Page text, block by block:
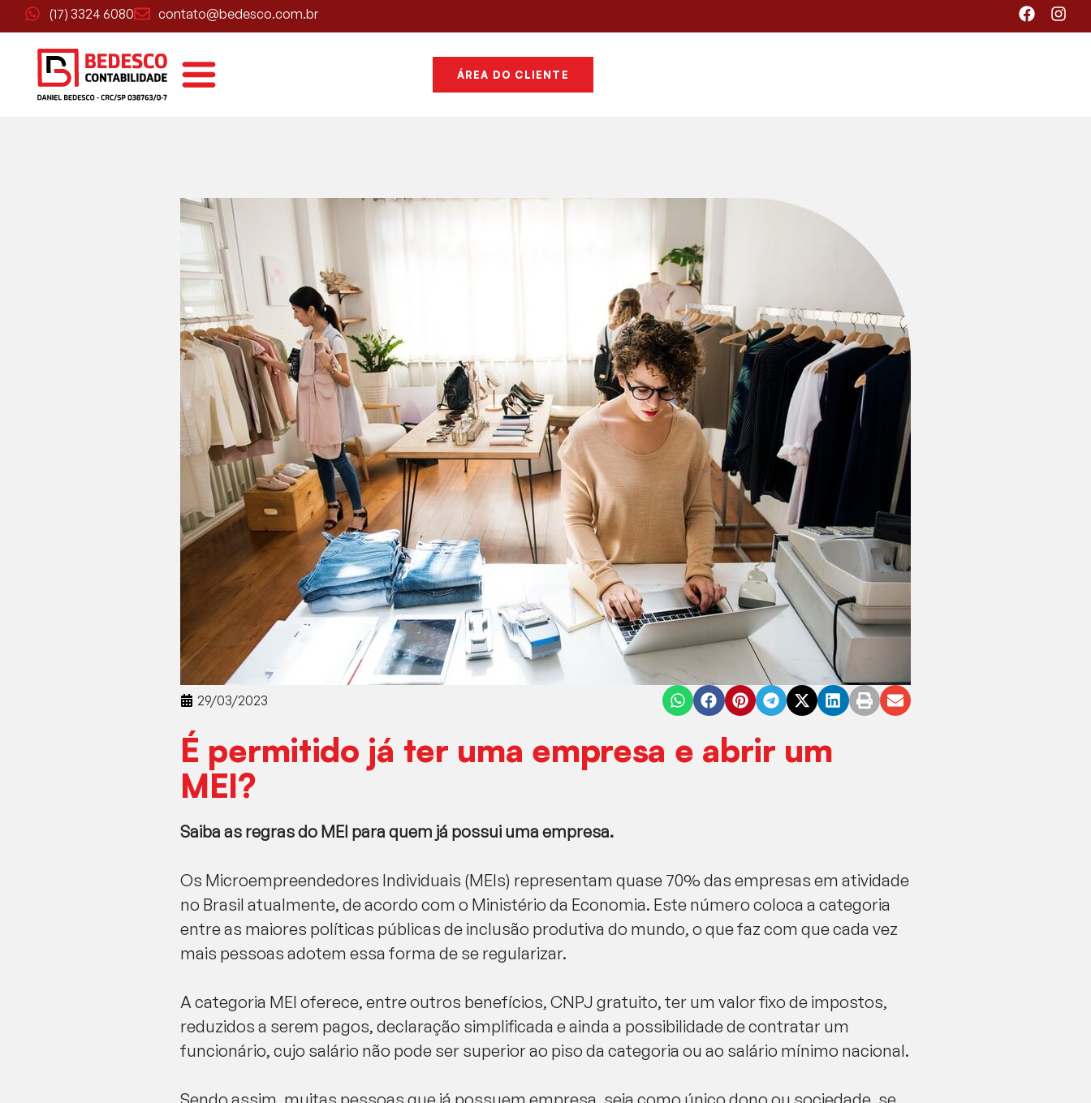
(17) 3324 6080 contato@bedesco.com.br
ÁREA DO CLIENTE
29/03/2023
É permitido já ter uma empresa e abrir um
MEI?
Saiba as regras do MEI para quem já possui uma empresa.
Os Microempreendedores Individuais (MEIs) representam quase 70% das empresas em atividade
no Brasil atualmente, de acordo com o Ministério da Economia. Este número coloca a categoria
entre as maiores políticas públicas de inclusão produtiva do mundo, o que faz com que cada vez
mais pessoas adotem essa forma de se regularizar.
A categoria MEI oferece, entre outros benefícios, CNPJ gratuito, ter um valor fixo de impostos,
reduzidos a serem pagos, declaração simplificada e ainda a possibilidade de contratar um
funcionário, cujo salário não pode ser superior ao piso da categoria ou ao salário mínimo nacional.